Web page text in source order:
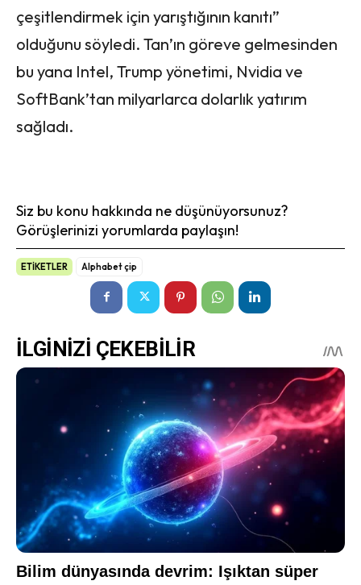
çeşitlendirmek için yarıştığının kanıtı”
olduğunu söyledi. Tan’ın göreve gelmesinden
bu yana Intel, Trump yönetimi, Nvidia ve
SoftBank’tan milyarlarca dolarlık yatırım
sağladı.
Siz bu konu hakkında ne düşünüyorsunuz?
Görüşlerinizi yorumlarda paylaşın!
ETİKETLER Alphabet çip